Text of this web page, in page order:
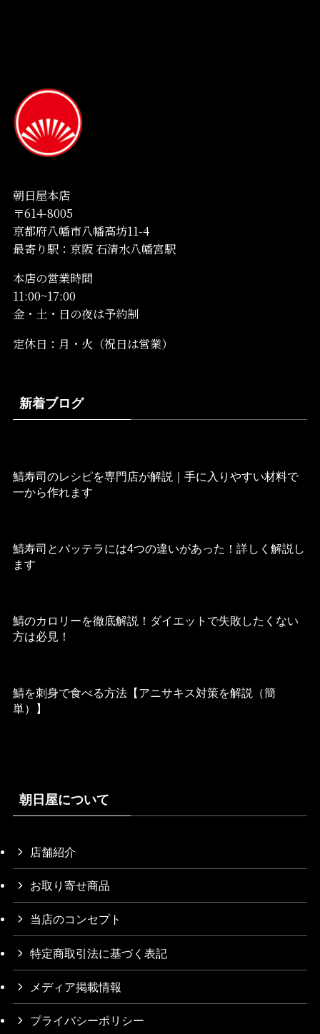
朝日屋本店
〒614-8005
京都府八幡市八幡高坊11-4
最寄り駅：京阪 石清水八幡宮駅
本店の営業時間
11:00~17:00
金・土・日の夜は予約制
定休日：月・火（祝日は営業）
新着ブログ
鯖寿司のレシピを専門店が解説｜手に入りやすい材料で
一から作れます
鯖寿司とバッテラには4つの違いがあった！詳しく解説し
ます
鯖のカロリーを徹底解説！ダイエットで失敗したくない
方は必見！
鯖を刺身で食べる方法【アニサキス対策を解説（簡
単）】
朝日屋について
店舗紹介
お取り寄せ商品
当店のコンセプト
特定商取引法に基づく表記
メディア掲載情報
プライバシーポリシー